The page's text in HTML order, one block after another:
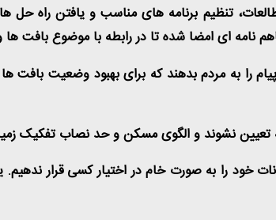
تنظیم برنامه های مناسب و یافتن راه حل
نامه ای امضا شده تا در رابطه با موضوع بافت ها
را به مردم بدهند که برای بهبود وضعیت
تعیین نشوند و الگوی مسکن و حد نصاب تفکیک
خود را به صورت خام در اختیار کسی قرار